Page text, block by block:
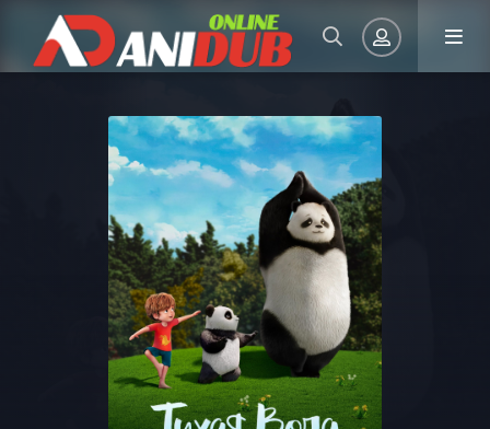
Авторизация
Запомнить
ВОЙТИ НА САЙТ
Регистрация Восстановить пароль